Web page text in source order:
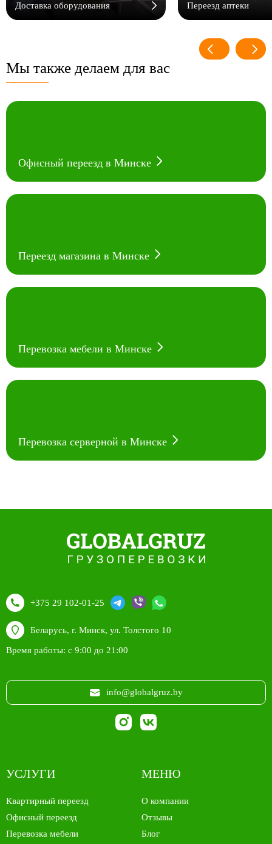
Доставка оборудования Переезд аптеки
Мы также делаем для вас
Офисный переезд в Минске
Переезд магазина в Минске
Перевозка мебели в Минске
Перевозка серверной в Минске
+375 29 102-01-25
Беларусь, г. Минск, ул. Толстого 10
Время работы: с 9:00 до 21:00
info@globalgruz.by
УСЛУГИ
Квартирный переезд
Офисный переезд
Перевозка мебели
МЕНЮ
О компании
Отзывы
Блог